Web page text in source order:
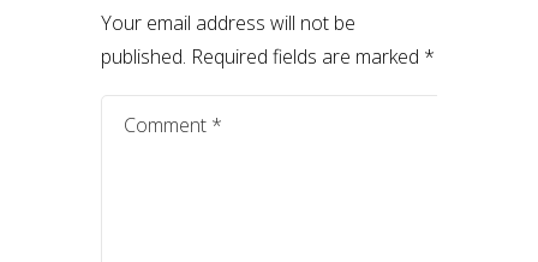
Your email address will not be
published. Required fields are marked *